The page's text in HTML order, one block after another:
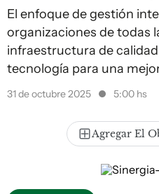
El enfoque de gestión
organizaciones de todas
infraestructura de
tecnología para una
31 de octubre 2025 5:00 hs
Agregar El